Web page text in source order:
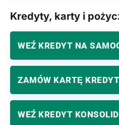
Kredyty, karty i
WEŹ KREDYT NA
ZAMÓW KARTĘ
WEŹ KREDYT